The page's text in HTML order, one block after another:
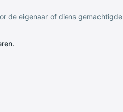
de eigenaar of diens gemachtigde